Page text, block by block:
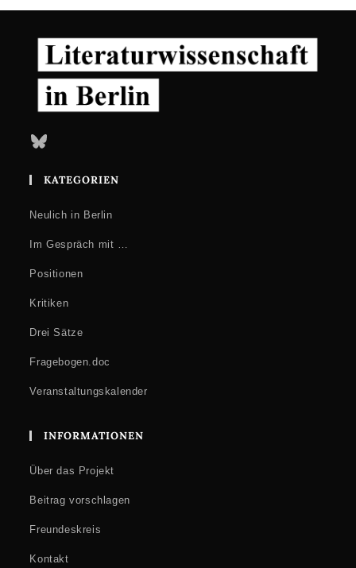
Bluesky
KATEGORIEN
Neulich in Berlin
Im Gespräch mit …
Positionen
Kritiken
Drei Sätze
Fragebogen.doc
Veranstaltungskalender
INFORMATIONEN
Über das Projekt
Beitrag vorschlagen
Freundeskreis
Kontakt